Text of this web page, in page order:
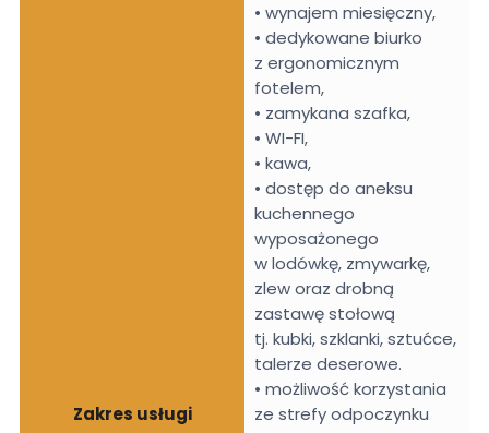
Zakres usługi
• wynajem miesięczny,
• dedykowane biurko
z ergonomicznym
fotelem,
• zamykana szafka,
• WI-FI,
• kawa,
• dostęp do aneksu
kuchennego
wyposażonego
w lodówkę, zmywarkę,
zlew oraz drobną
zastawę stołową
tj. kubki, szklanki, sztućce,
talerze deserowe.
• możliwość korzystania
ze strefy odpoczynku